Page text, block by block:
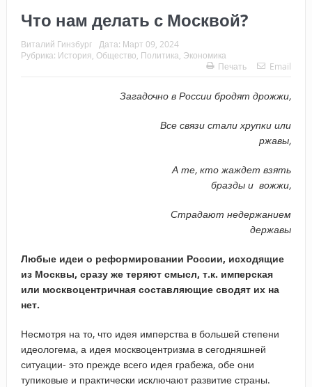
Что нам делать с Москвой?
Виталий Гинзбург Дата: Март 09, 2024
Рубрика: История Общество Политика Экономика
Печать
Email
Загадочно в России бродят дрожжи,
Все связи стали хрупки или
ржавы,
А те, кто жаждет взять
бразды и вожжи,
Страдают недержанием
державы
Любые идеи о реформировании России, исходящие
из Москвы, сразу же теряют смысл, т.к. имперская
или москвоцентричная составляющие сводят их на
нет.
Несмотря на то, что идея имперства в большей степени
идеологема, а идея москвоцентризма в сегодняшней
ситуации- это прежде всего идея грабежа, обе они
тупиковые и практически исключают развитие страны.